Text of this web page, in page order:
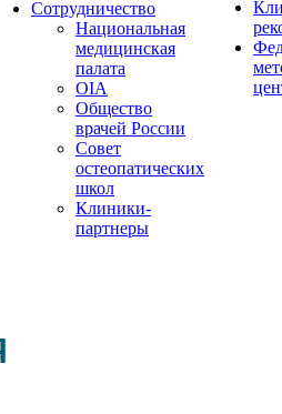
Сотрудничество
Национальная
медицинская
палата
OIA
Общество
врачей России
Совет
остеопатических
школ
Клиники-
партнеры